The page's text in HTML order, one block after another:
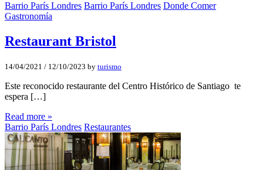
Barrio París Londres Barrio París Londres Donde Comer
Gastronomía
Restaurant Bristol
14/04/2021 / 12/10/2023 by turismo
Este reconocido restaurante del Centro Histórico de Santiago te
espera […]
Read more »
Barrio París Londres Restaurantes